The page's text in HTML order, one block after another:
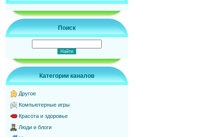
Поиск
Категории каналов
Другое
Компьютерные игры
Красота и здоровье
Люди и блоги